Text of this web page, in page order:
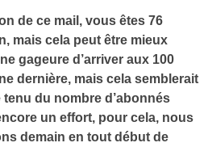
de ce mail, vous êtes 76
mais cela peut être mieux
gageure d’arriver aux 100
dernière, mais cela semblerait
du nombre d’abonnés
un effort, pour cela, nous
demain en tout début de